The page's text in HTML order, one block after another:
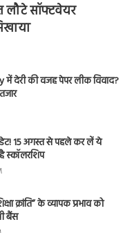
लौटे सॉफ्टवेयर
में देरी की वजह पेपर लीक विवाद?
15 अगस्त से पहले कर लें ये
स्कॉलरशिप
क्रांति” के व्यापक प्रभाव को
बैंस